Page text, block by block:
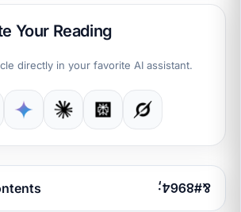
Your Reading
directly in your favorite AI assistant.